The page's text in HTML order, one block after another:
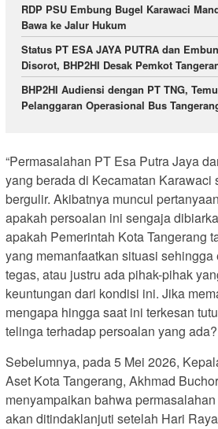
RDP PSU Embung Bugel Karawaci
Bawa ke Jalur Hukum
Status PT ESA JAYA PUTRA dan
Disorot, BHP2HI Desak Pemkot
BHP2HI Audiensi dengan PT TNG,
Pelanggaran Operasional Bus
“Permasalahan PT Esa Putra Jaya
yang berada di Kecamatan Karawaci
bergulir. Akibatnya muncul
apakah persoalan ini sengaja
apakah Pemerintah Kota Tangerang
yang memanfaatkan situasi
tegas, atau justru ada pihak-pihak
keuntungan dari kondisi ini. Jika
mengapa hingga saat ini terkesan
telinga terhadap persoalan yang
Sebelumnya, pada 5 Mei 2026,
Aset Kota Tangerang, Akhmad
menyampaikan bahwa
akan ditindaklanjuti setelah Hari